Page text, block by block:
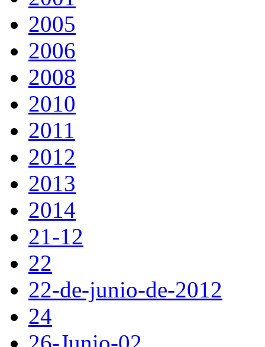
2005
2006
2008
2010
2011
2012
2013
2014
21-12
22
22-de-junio-de-2012
24